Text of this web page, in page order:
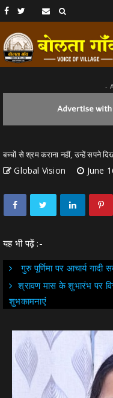
-
बच्चों से श्रम कराना नहीं, उन्हें सपने
Global Vision June
यह भी पढ़ें :-
गुरु पूर्णिमा पर आचार्य गादी
श्रावण मास के शुभारंभ पर
शुभकामनाएं